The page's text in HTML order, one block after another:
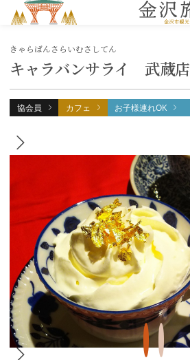
キャラバンサライ 武蔵店
きゃらばんさらいむさしてん
協会員 カフェ お子様連れOK